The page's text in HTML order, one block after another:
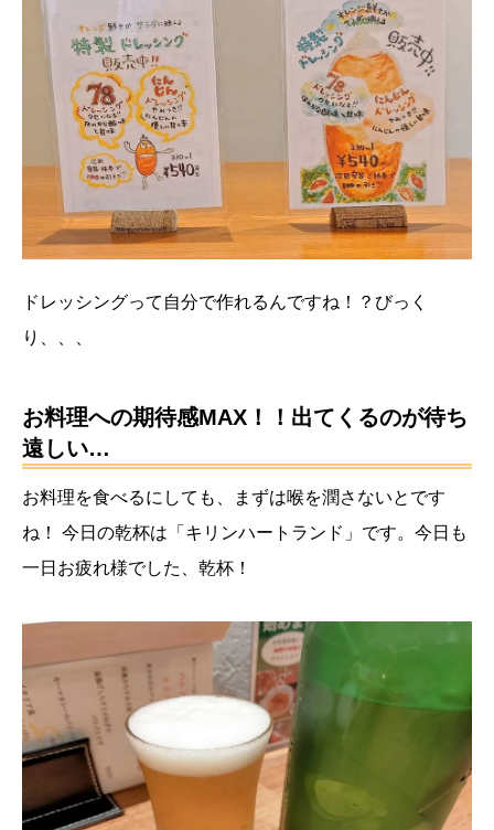
ドレッシングって自分で作れるんですね！？びっく
り、、、
お料理への期待感MAX！！出てくるのが待ち
遠しい…
お料理を食べるにしても、まずは喉を潤さないとです
ね！
今日の乾杯は「キリンハートランド」です。今日も
一日お疲れ様でした、乾杯！